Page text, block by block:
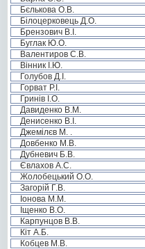
Бєлькова О.В.
Білоцерковець Д.О.
Брензович В.І.
Буглак Ю.О.
Валентиров С.В.
Вінник І.Ю.
Голубов Д.І.
Горват Р.І.
Гринів І.О.
Давиденко В.М.
Денисенко В.І.
Джемілєв М. .
Довбенко М.В.
Дубневич Б.В.
Євлахов А.С.
Жолобецький О.О.
Загорій Г.В.
Іонова М.М.
Іщенко В.О.
Карпунцов В.В.
Кіт А.Б.
Кобцев М.В.